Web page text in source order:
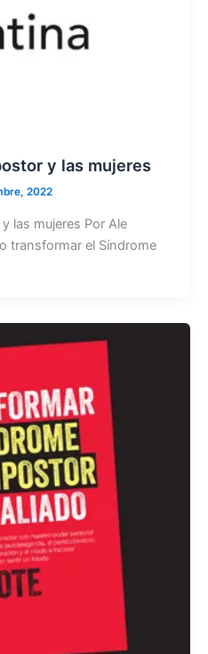
y las mujeres
2022
las mujeres Por Ale
transformar el Síndrome